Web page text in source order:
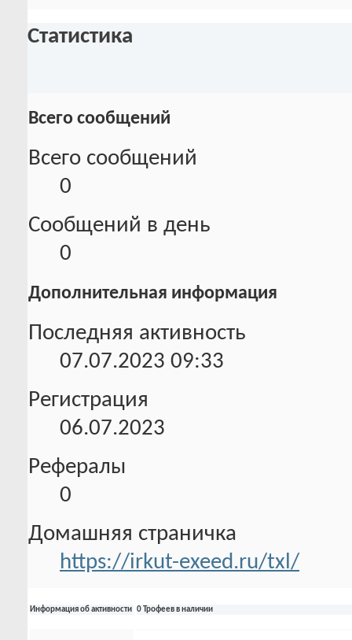
Статистика
Всего сообщений
Всего сообщений
0
Сообщений в день
0
Дополнительная информация
Последняя активность
07.07.2023 09:33
Регистрация
06.07.2023
Рефералы
0
Домашняя страничка
https://irkut-exeed.ru/txl/
Информация об активности 0 Трофеев в наличии